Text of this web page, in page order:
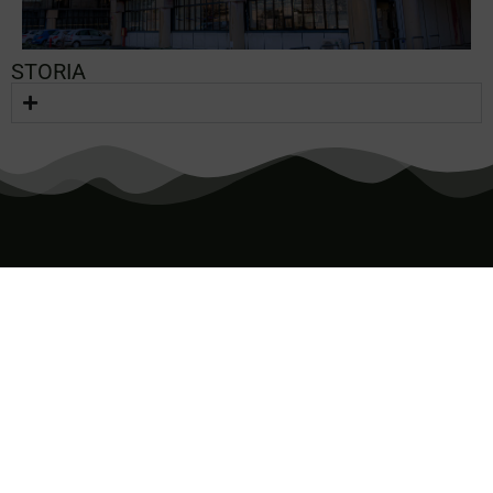
STORIA